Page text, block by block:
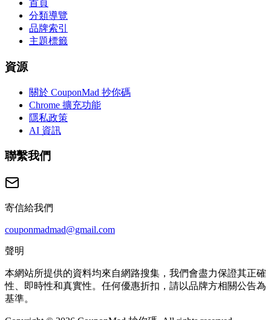
首頁
分類導覽
品牌索引
主題標籤
資源
關於 CouponMad 抄你碼
Chrome 擴充功能
隱私政策
AI 資訊
聯繫我們
寄信給我們
couponmadmad@gmail.com
聲明
本網站所提供的資料均來自網路搜集，我們會盡力保證其正確
性、即時性和真實性。任何優惠折扣，請以品牌方相關公告為
基準。